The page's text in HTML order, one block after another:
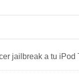
jailbreak a tu iPod